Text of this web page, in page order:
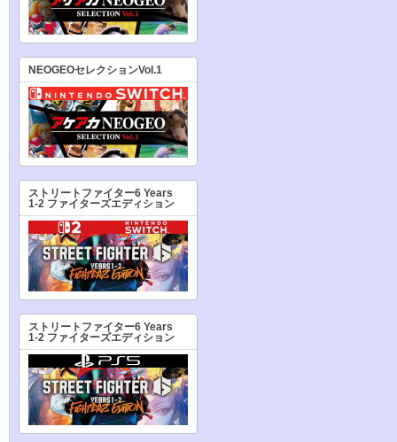
NEOGEOセレクションVol.1
ストリートファイター6 Years
1-2 ファイターズエディション
ストリートファイター6 Years
1-2 ファイターズエディション